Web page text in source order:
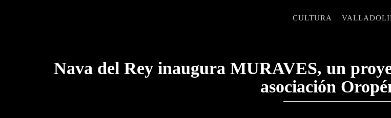
CULTURA
Nava del Rey inaugura MURAVES, un
asociación